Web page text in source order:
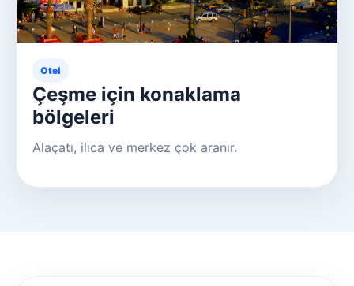
Otel
Çeşme için konaklama
bölgeleri
Alaçatı, ilıca ve merkez çok aranır.